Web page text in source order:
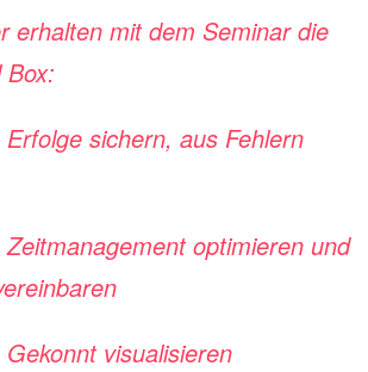
erhalten mit dem Seminar die
Box:
sichern, aus Fehlern
optimieren und
visualisieren